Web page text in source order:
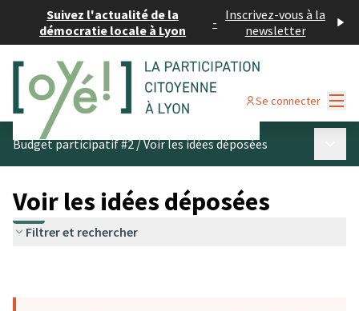
Suivez l'actualité de la
démocratie locale à Lyon
- Inscrivez-vous à la
newsletter
Se connecter
Budget participatif #2/Voir les idées déposées
Voir les idées déposées
Filtrer et rechercher